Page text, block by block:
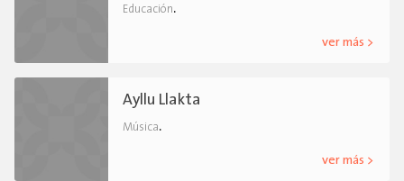
Educación.
ver más >
Ayllu Llakta
Música.
ver más >